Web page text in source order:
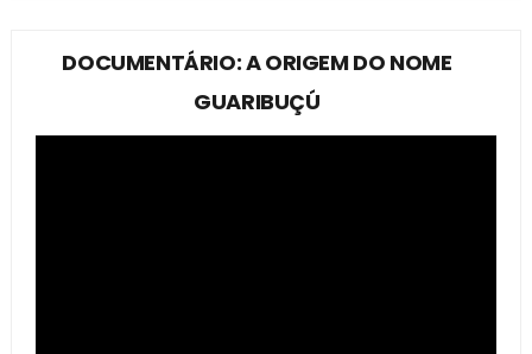
DOCUMENTÁRIO: A ORIGEM DO NOME
GUARIBUÇÚ